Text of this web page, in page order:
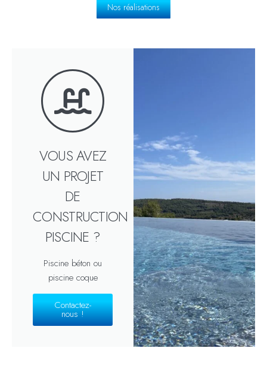
Nos réalisations
VOUS AVEZ
UN PROJET
DE
CONSTRUCTION
PISCINE ?
Piscine béton ou
piscine coque
Contactez-
nous !